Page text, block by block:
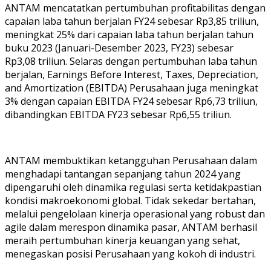
ANTAM mencatatkan pertumbuhan profitabilitas dengan
capaian laba tahun berjalan FY24 sebesar Rp3,85 triliun,
meningkat 25% dari capaian laba tahun berjalan tahun
buku 2023 (Januari-Desember 2023, FY23) sebesar
Rp3,08 triliun. Selaras dengan pertumbuhan laba tahun
berjalan, Earnings Before Interest, Taxes, Depreciation,
and Amortization (EBITDA) Perusahaan juga meningkat
3% dengan capaian EBITDA FY24 sebesar Rp6,73 triliun,
dibandingkan EBITDA FY23 sebesar Rp6,55 triliun.
ANTAM membuktikan ketangguhan Perusahaan dalam
menghadapi tantangan sepanjang tahun 2024 yang
dipengaruhi oleh dinamika regulasi serta ketidakpastian
kondisi makroekonomi global. Tidak sekedar bertahan,
melalui pengelolaan kinerja operasional yang robust dan
agile dalam merespon dinamika pasar, ANTAM berhasil
meraih pertumbuhan kinerja keuangan yang sehat,
menegaskan posisi Perusahaan yang kokoh di industri.